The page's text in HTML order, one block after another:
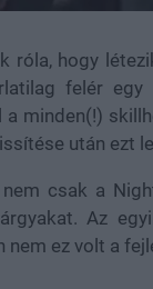
róla, hogy
felér
minden(!)
után ezt
csak a
Az
ez volt a